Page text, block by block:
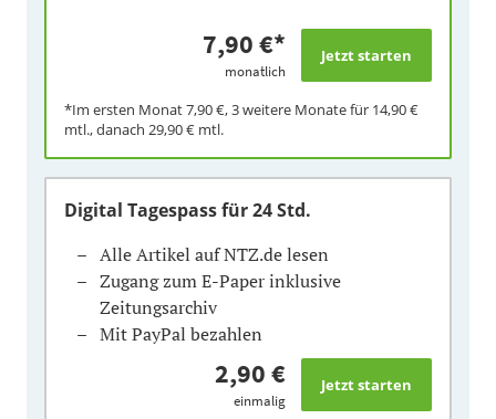
7,90 €*
monatlich
*Im ersten Monat7,90 €, 3 weitere Monate für 14,90 €
mtl., danach 29,90 € mtl.
Digital Tagespassfür 24 Std.
Alle Artikel auf NTZ.de lesen
Zugang zum E-Paper inklusive
Zeitungsarchiv
Mit PayPal bezahlen
2,90 €
einmalig